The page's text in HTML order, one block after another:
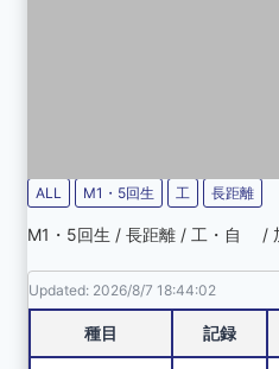
ALL M1・5回生 工 長距離
M1・5回生 / 長距離 / 工・自 /
Updated: 2026/8/7 18:44:02
種目 記録